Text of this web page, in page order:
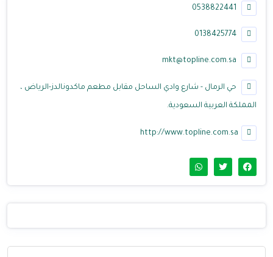
mkt@topline.com.sa
حي الرمال - شارع وادي الساحل مقابل مطعم ماكدونالدز-الرياض ،
المملكة العربية السعودية.
http://www.topline.com.sa